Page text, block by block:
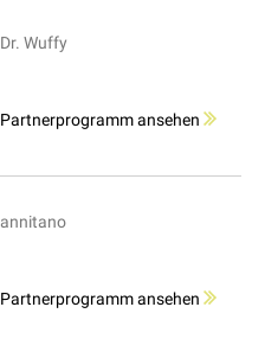
Dr. Wuffy
Partnerprogramm ansehen
annitano
Partnerprogramm ansehen